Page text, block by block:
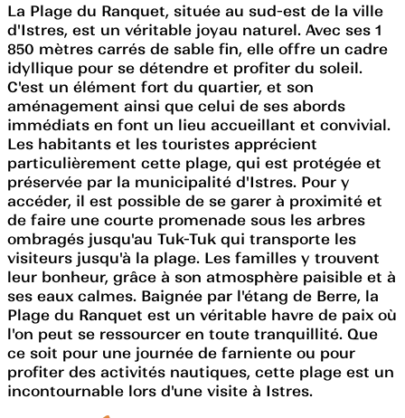
La Plage du Ranquet, située au sud-est de la ville
d'Istres, est un véritable joyau naturel. Avec ses 1
850 mètres carrés de sable fin, elle offre un cadre
idyllique pour se détendre et profiter du soleil.
C'est un élément fort du quartier, et son
aménagement ainsi que celui de ses abords
immédiats en font un lieu accueillant et convivial.
Les habitants et les touristes apprécient
particulièrement cette plage, qui est protégée et
préservée par la municipalité d'Istres. Pour y
accéder, il est possible de se garer à proximité et
de faire une courte promenade sous les arbres
ombragés jusqu'au Tuk-Tuk qui transporte les
visiteurs jusqu'à la plage. Les familles y trouvent
leur bonheur, grâce à son atmosphère paisible et à
ses eaux calmes. Baignée par l'étang de Berre, la
Plage du Ranquet est un véritable havre de paix où
l'on peut se ressourcer en toute tranquillité. Que
ce soit pour une journée de farniente ou pour
profiter des activités nautiques, cette plage est un
incontournable lors d'une visite à Istres.